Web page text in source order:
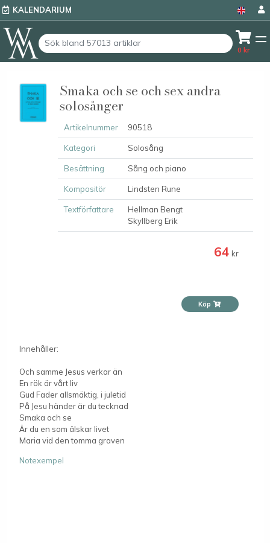
KALENDARIUM
0 kr
Smaka och se och sex andra
solosånger
Artikelnummer 90518
Kategori Solosång
Besättning Sång och piano
Kompositör Lindsten Rune
Textförfattare
Hellman Bengt
Skyllberg Erik
64 kr
Köp
Innehåller:
Och samme Jesus verkar än
En rök är vårt liv
Gud Fader allsmäktig, i juletid
På Jesu händer är du tecknad
Smaka och se
Är du en som älskar livet
Maria vid den tomma graven
Notexempel